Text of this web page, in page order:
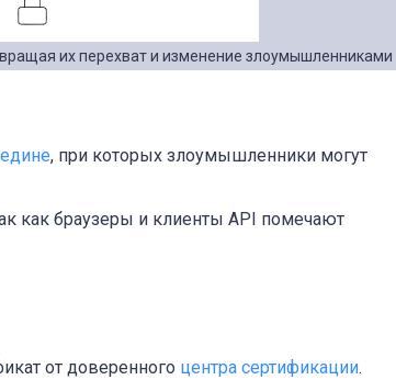
их перехват и изменение злоумышленниками
, при которых злоумышленники могут
как браузеры и клиенты API помечают
от доверенного центра сертификации.